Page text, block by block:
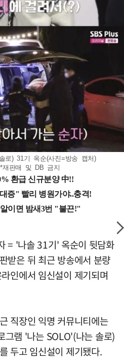
로) 31기 옥순(사진=방송 캡처)
*재판매 및 DB 금지
= '나솔 31기' 옥순이 뒷담화
받은 뒤 최근 방송에서 분량
인에서 임신설이 제기되며
직장인 익명 커뮤니티에는
램 '나는 SOLO'(나는 솔로)
두고 임신설이 제기됐다.